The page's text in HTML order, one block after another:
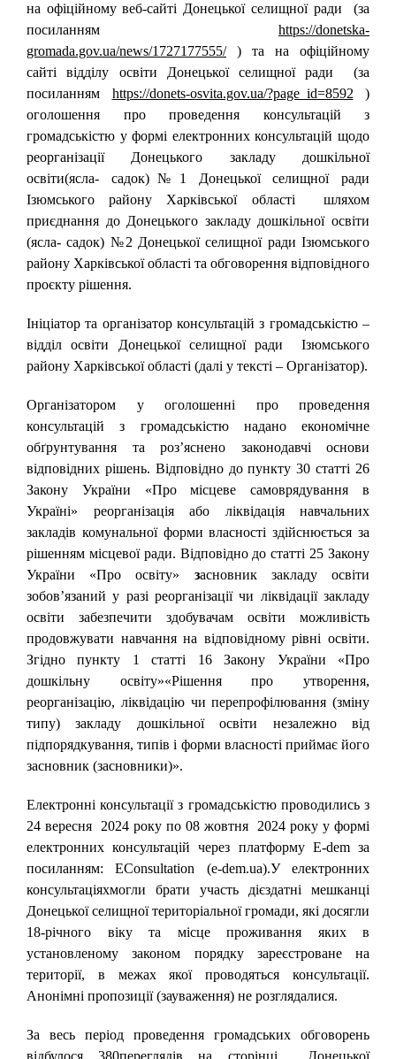
на офіційному веб-сайті Донецької селищної ради (за
посиланням https://donetska-
gromada.gov.ua/news/1727177555/) та на офіційному
сайті відділу освіти Донецької селищної ради (за
посиланням https://donets-osvita.gov.ua/?page_id=8592)
оголошення про проведення консультацій з
громадськістю у формі електронних консультацій щодо
реорганізації Донецького закладу дошкільної
освіти(ясла- садок)№1 Донецької селищної ради
Ізюмського району Харківської області шляхом
приєднання до Донецького закладу дошкільної освіти
(ясла- садок) №2 Донецької селищної ради Ізюмського
району Харківської області та обговорення відповідного
проєкту рішення.
Ініціатор та організатор консультацій з громадськістю –
відділ освіти Донецької селищної ради Ізюмського
району Харківської області (далі у тексті – Організатор).
Організатором у оголошенні про проведення
консультацій з громадськістю надано економічне
обґрунтування та роз’яснено законодавчі основи
відповідних рішень. Відповідно до пункту 30 статті 26
Закону України «Про місцеве самоврядування в
Україні» реорганізація або ліквідація навчальних
закладів комунальної форми власності здійснюється за
рішенням місцевої ради. Відповідно до статті 25 Закону
України «Про освіту» засновник закладу освіти
зобов’язаний у разі реорганізації чи ліквідації закладу
освіти забезпечити здобувачам освіти можливість
продовжувати навчання на відповідному рівні освіти.
Згідно пункту 1 статті 16 Закону України «Про
дошкільну освіту»«Рішення про утворення,
реорганізацію, ліквідацію чи перепрофілювання (зміну
типу) закладу дошкільної освіти незалежно від
підпорядкування, типів і форми власності приймає його
засновник (засновники)».
Електронні консультації з громадськістю проводились з
24 вересня 2024 року по 08 жовтня 2024 року у формі
електронних консультацій через платформу E-dem за
посиланням: EConsultation (e-dem.ua).У електронних
консультаціяхмогли брати участь дієздатні мешканці
Донецької селищної територіальної громади, які досягли
18-річного віку та місце проживання яких в
установленому законом порядку зареєстроване на
території, в межах якої проводяться консультації.
Анонімні пропозиції (зауваження) не розглядалися.
За весь період проведення громадських обговорень